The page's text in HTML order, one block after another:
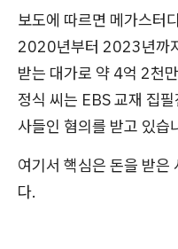
보도에 따르면 메가스터
2020년부터 2023년까
받는 대가로 약 4억 2천
정식 씨는 EBS 교재 집
사들인 혐의를 받고 있습
여기서 핵심은 돈을 받은
다.